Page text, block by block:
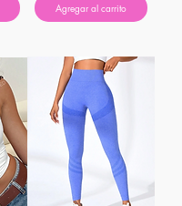
Agregar al carrito